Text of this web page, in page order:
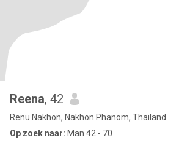
Reena, 42
Renu Nakhon, Nakhon Phanom, Thailand
Op zoek naar: Man 42 - 70